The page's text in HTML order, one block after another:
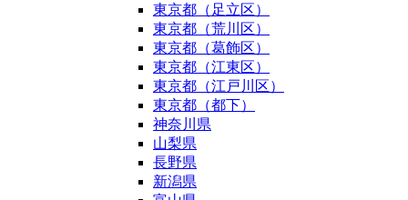
東京都（足立区）
東京都（荒川区）
東京都（葛飾区）
東京都（江東区）
東京都（江戸川区）
東京都（都下）
神奈川県
山梨県
長野県
新潟県